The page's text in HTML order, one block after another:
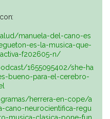
manuela-del-cano-es
es-la-musica-que-
f202605-n/
1655095402/she-ha
bueno-para-el-cerebro-
herrera-en-cope/a
cano-neurocientifica-regu